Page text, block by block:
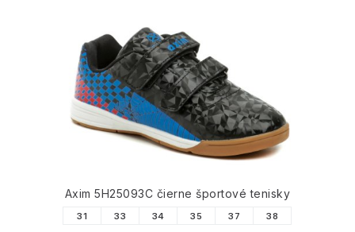
Axim 5H25093C čierne športové tenisky
31 33 34 35 37 38